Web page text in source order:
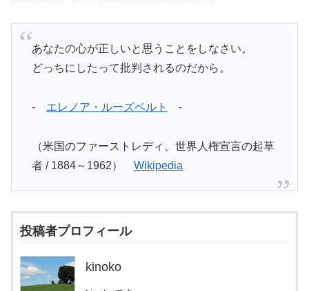
あなたの心が正しいと思うことをしなさい。
どっちにしたって批判されるのだから。
- エレノア・ルーズベルト -
（米国のファーストレディ、世界人権宣言の起草
者 / 1884～1962） Wikipedia
投稿者プロフィール
kinoko